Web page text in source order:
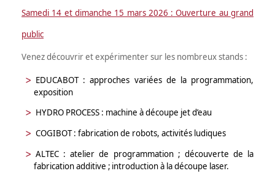
Samedi 14 et dimanche 15 mars 2026 : Ouverture au grand
public
Venez découvrir et expérimenter sur les nombreux stands :
EDUCABOT : approches variées de la programmation,
exposition
HYDRO PROCESS : machine à découpe jet d’eau
COGIBOT : fabrication de robots, activités ludiques
ALTEC :atelier de programmation ; découverte de la
fabrication additive ; introduction à la découpe laser.